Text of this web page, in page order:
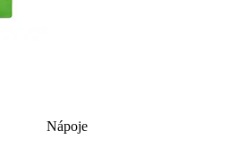
Nápoje